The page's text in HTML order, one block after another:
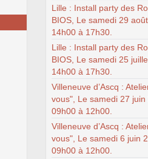
Lille : Install party des
BIOS, Le samedi 29
14h00 à 17h30.
Lille : Install party des
BIOS, Le samedi 25
14h00 à 17h30.
Villeneuve d’Ascq :
vous", Le samedi 27 juin
09h00 à 12h00.
Villeneuve d’Ascq :
vous", Le samedi 6 juin
09h00 à 12h00.